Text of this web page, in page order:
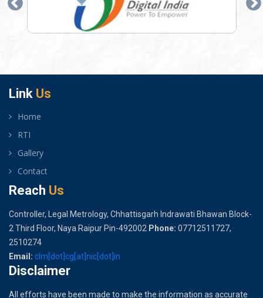
Link Us
Home
RTI
Gallery
Contact
Reach Us
Controller, Legal Metrology, Chhattisgarh Indrawati Bhawan Block-
2 Third Floor, Naya Raipur Pin-492002 Phone: 07712511727,
2510274
Email: clm[dot]cg[at]nic[dot]in
Disclaimer
All efforts have been made to make the information as accurate